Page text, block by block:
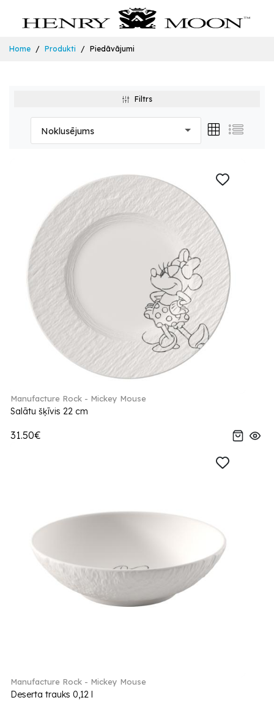
Home Produkti Piedāvājumi
Filtrs
Manufacture Rock - Mickey Mouse
Salātu šķīvis 22 cm
31.50€
Manufacture Rock - Mickey Mouse
Deserta trauks 0,12 l